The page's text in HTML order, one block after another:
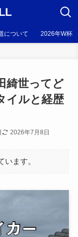
について 2026年W杯
綺世ってど
イルと経歴
2026年7月8日
ます。